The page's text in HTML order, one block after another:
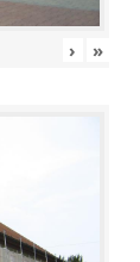
› »